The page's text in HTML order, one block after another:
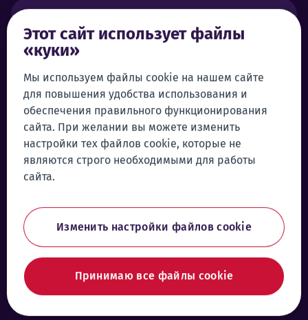
Этот сайт использует файлы
«куки»
Мы используем файлы cookie на нашем сайте
для повышения удобства использования и
обеспечения правильного функционирования
сайта. При желании вы можете изменить
настройки тех файлов cookie, которые не
являются строго необходимыми для работы
сайта.
Изменить настройки файлов cookie
Принимаю все файлы cookie
Центр управления Forus 24/7
+372 619 1999
klienditeenindus@forus.ee
Самообслуживание
Войти в систему самообслуживания
Общие контактные данные:
forus@forus.ee
Instagram